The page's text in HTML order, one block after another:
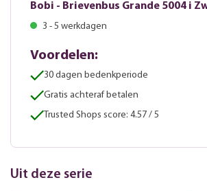
Bobi - Brievenbus Grande 5004 i
3 - 5 werkdagen
Voordelen:
30 dagen bedenkperiode
Gratis achteraf betalen
Trusted Shops score: 4.57 / 5
Uit deze serie